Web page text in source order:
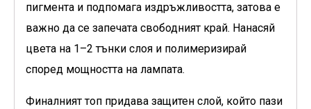
пигмента и подпомага издръжливостта, затова е
важно да се запечата свободният край. Нанасяй
цвета на 1–2 тънки слоя и полимеризирай
според мощността на лампата.
Финалният топ придава защитен слой, който пази